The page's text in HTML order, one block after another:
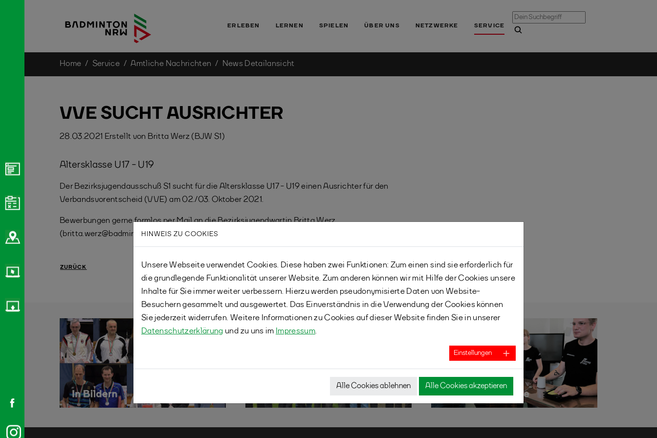
ERLEBEN LERNEN SPIELEN ÜBER UNS NETZWERKE SERVICE
Home Service Amtliche Nachrichten News Detailansicht
VVE SUCHT AUSRICHTER
28.03.2021 Erstellt von Britta Werz (BJW S1)
Altersklasse U17 - U19
Der Bezirksjugendausschuß S1 sucht für die Altersklasse U17 - U19 einen Ausrichter für den
Verbandsvorentscheid (VVE) am 02./03. Oktober 2021.
Bewerbungen gerne formlos per Mail an die Bezirksjugendwartin Britta Werz
(britta.werz@badminton.nrw).
ZURÜCK
HINWEIS ZU COOKIES
Unsere Webseite verwendet Cookies. Diese haben zwei Funktionen: Zum einen sind sie erforderlich für
die grundlegende Funktionalität unserer Website. Zum anderen können wir mit Hilfe der Cookies unsere
Inhalte für Sie immer weiter verbessern. Hierzu werden pseudonymisierte Daten von Website-
Besuchern gesammelt und ausgewertet. Das Einverständnis in die Verwendung der Cookies können
Sie jederzeit widerrufen. Weitere Informationen zu Cookies auf dieser Website finden Sie in unserer
Datenschutzerklärung und zu uns im Impressum.
Einstellungen
Alle Cookies ablehnen Alle Cookies akzeptieren